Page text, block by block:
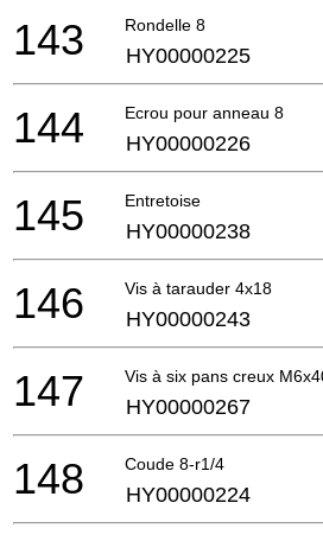
Rondelle 8
143 HY00000225
Ecrou pour anneau 8
144 HY00000226
Entretoise
145 HY00000238
Vis à tarauder 4x18
146 HY00000243
Vis à six pans creux
147 HY00000267
Coude 8-r1/4
148 HY00000224